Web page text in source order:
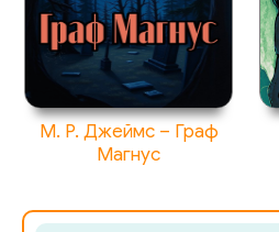
М. Р. Джеймс – Граф
Магнус